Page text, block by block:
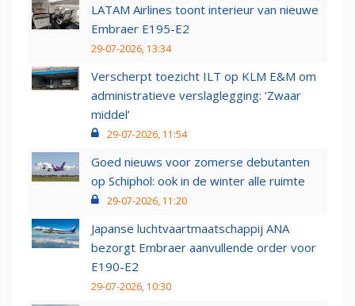
LATAM Airlines toont interieur van nieuwe
Embraer E195-E2
29-07-2026, 13:34
Verscherpt toezicht ILT op KLM E&M om
administratieve verslaglegging: ‘Zwaar
middel’
29-07-2026, 11:54
Goed nieuws voor zomerse debutanten
op Schiphol: ook in de winter alle ruimte
29-07-2026, 11:20
Japanse luchtvaartmaatschappij ANA
bezorgt Embraer aanvullende order voor
E190-E2
29-07-2026, 10:30